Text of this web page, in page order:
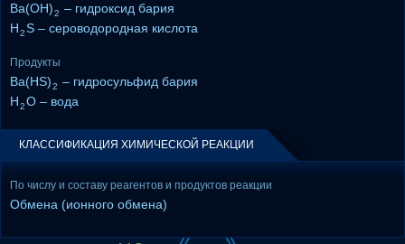
Ba(OH)2 – гидроксид бария
H2S – сероводородная кислота
Продукты
Ba(HS)2 – гидросульфид бария
H2O – вода
КЛАССИФИКАЦИЯ ХИМИЧЕСКОЙ РЕАКЦИИ
По числу и составу реагентов и продуктов реакции
Обмена (ионного обмена)